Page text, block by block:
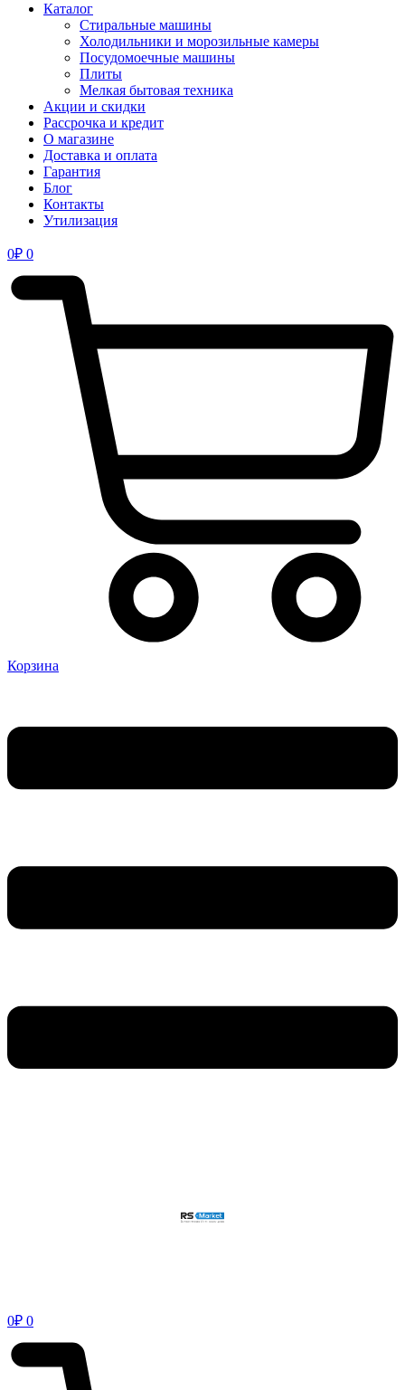
Каталог
Стиральные машины
Холодильники и морозильные камеры
Посудомоечные машины
Плиты
Мелкая бытовая техника
Акции и скидки
Рассрочка и кредит
О магазине
Доставка и оплата
Гарантия
Блог
Контакты
Утилизация
0₽ 0
Корзина
0₽ 0